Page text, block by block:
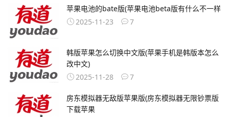
苹果电池的bate版(苹果电池beta版有什么不一样
2025-11-23
7
韩版苹果怎么切换中文版(苹果手机是韩版本怎么
改中文)
2025-11-28
7
房东模拟器无敌版苹果版(房东模拟器无限钞票版
下载苹果